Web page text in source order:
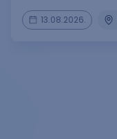
13.08.2026.